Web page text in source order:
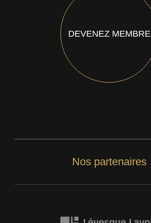
DEVENEZ MEMBRE
Nos partenaires